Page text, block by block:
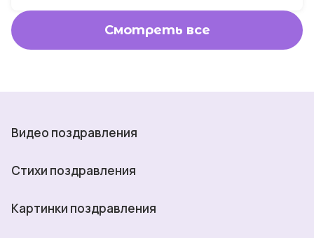
Смотреть все
Видео поздравления
Стихи поздравления
Картинки поздравления